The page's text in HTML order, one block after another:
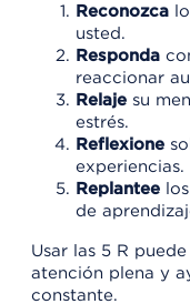
Reconozca
usted.
Responda
reaccionar
Relaje su
estrés.
Reflexione
experiencias.
Replantee
de
Usar las 5 R
atención plena y
constante.